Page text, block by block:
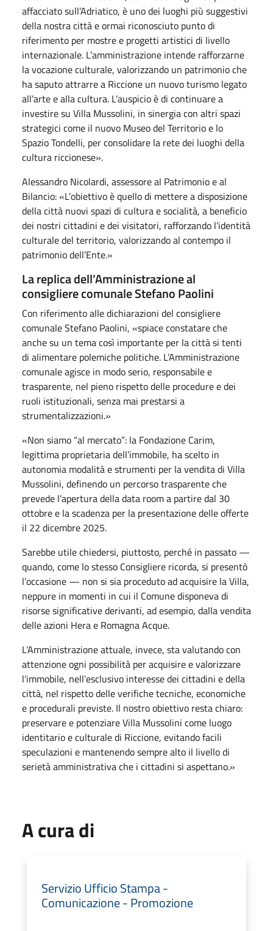
affacciato sull’Adriatico, è uno dei luoghi più suggestivi
della nostra città e ormai riconosciuto punto di
riferimento per mostre e progetti artistici di livello
internazionale. L’amministrazione intende rafforzarne
la vocazione culturale, valorizzando un patrimonio che
ha saputo attrarre a Riccione un nuovo turismo legato
all’arte e alla cultura. L’auspicio è di continuare a
investire su Villa Mussolini, in sinergia con altri spazi
strategici come il nuovo Museo del Territorio e lo
Spazio Tondelli, per consolidare la rete dei luoghi della
cultura riccionese».
Alessandro Nicolardi, assessore al Patrimonio e al
Bilancio: «L’obiettivo è quello di mettere a disposizione
della città nuovi spazi di cultura e socialità, a beneficio
dei nostri cittadini e dei visitatori, rafforzando l’identità
culturale del territorio, valorizzando al contempo il
patrimonio dell’Ente.»
La replica dell’Amministrazione al
consigliere comunale Stefano Paolini
Con riferimento alle dichiarazioni del consigliere
comunale Stefano Paolini, «spiace constatare che
anche su un tema così importante per la città si tenti
di alimentare polemiche politiche. L’Amministrazione
comunale agisce in modo serio, responsabile e
trasparente, nel pieno rispetto delle procedure e dei
ruoli istituzionali, senza mai prestarsi a
strumentalizzazioni.»
«Non siamo “al mercato”: la Fondazione Carim,
legittima proprietaria dell’immobile, ha scelto in
autonomia modalità e strumenti per la vendita di Villa
Mussolini, definendo un percorso trasparente che
prevede l’apertura della data room a partire dal 30
ottobre e la scadenza per la presentazione delle offerte
il 22 dicembre 2025.
Sarebbe utile chiedersi, piuttosto, perché in passato —
quando, come lo stesso Consigliere ricorda, si presentò
l’occasione — non si sia proceduto ad acquisire la Villa,
neppure in momenti in cui il Comune disponeva di
risorse significative derivanti, ad esempio, dalla vendita
delle azioni Hera e Romagna Acque.
L’Amministrazione attuale, invece, sta valutando con
attenzione ogni possibilità per acquisire e valorizzare
l’immobile, nell’esclusivo interesse dei cittadini e della
città, nel rispetto delle verifiche tecniche, economiche
e procedurali previste. Il nostro obiettivo resta chiaro:
preservare e potenziare Villa Mussolini come luogo
identitario e culturale di Riccione, evitando facili
speculazioni e mantenendo sempre alto il livello di
serietà amministrativa che i cittadini si aspettano.»
A cura di
Servizio Ufficio Stampa -
Comunicazione - Promozione